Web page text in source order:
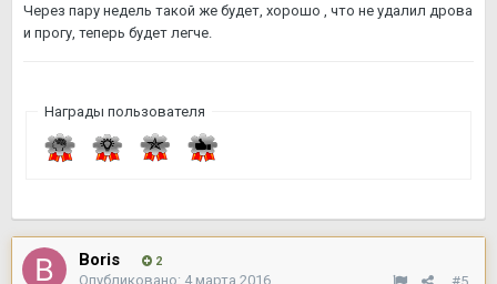
Через пару недель такой же будет, хорошо , что не удалил дрова
и прогу, теперь будет легче.
Награды пользователя
Boris 2
Опубликовано: 4 марта 2016